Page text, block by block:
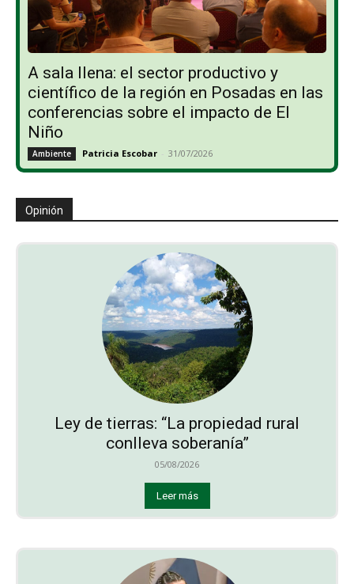
A sala llena: el sector productivo y
científico de la región en Posadas en las
conferencias sobre el impacto de El
Niño
Ambiente Patricia Escobar - 31/07/2026
Opinión
Ley de tierras: “La propiedad rural
conlleva soberanía”
05/08/2026
Leer más